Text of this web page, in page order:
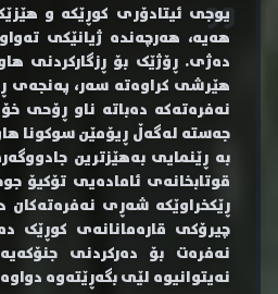
یوجی ئیتادۆری کوڕێکە و
هەیە، هەرچەندە ژیانێکی
دەژی. ڕۆژێک بۆ ڕزگارکردنی
هێرشی کراوەتە سەر، پەنجەی
نەفرەتەکە دەباتە ناو ڕۆحی
جەستە لەگەڵ ڕیۆمێن سوکونا
بە ڕێنمایی بەهێزترین
قوتابخانەی ئامادەیی تۆکیۆ
ڕێکخراوێکە شەڕی
چیرۆکی قارەمانانەی کوڕێک
نەفرەت بۆ دەرکردنی
نەیتوانیوە لێی بگەڕێتەوە